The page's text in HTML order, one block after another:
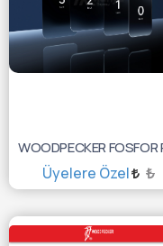
Üyelere Özel ₺
SEPETE EKLE